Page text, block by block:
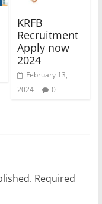
KRFB
Recruitment
Apply now
2024
February 13,
2024
0
Required